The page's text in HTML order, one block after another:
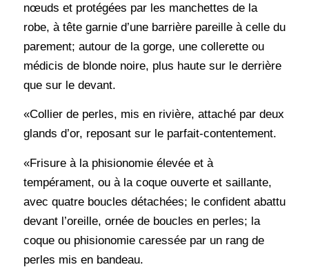
nœuds et protégées par les manchettes de la
robe, à tête garnie d’une barrière pareille à celle du
parement; autour de la gorge, une collerette ou
médicis de blonde noire, plus haute sur le derrière
que sur le devant.
«Collier de perles, mis en rivière, attaché par deux
glands d’or, reposant sur le parfait-contentement.
«Frisure à la phisionomie élevée et à
tempérament, ou à la coque ouverte et saillante,
avec quatre boucles détachées; le confident abattu
devant l’oreille, ornée de boucles en perles; la
coque ou phisionomie caressée par un rang de
perles mis en bandeau.